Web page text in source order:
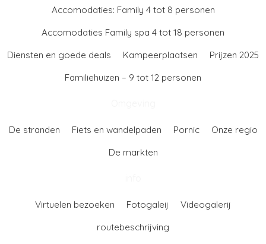
Accomodaties: Family 4 tot 8 personen
Accomodaties Family spa 4 tot 18 personen
Diensten en goede deals
Kampeerplaatsen
Prijzen 2025
Familiehuizen – 9 tot 12 personen
De stranden Fiets en wandelpaden Pornic
Onze regio
De markten
Virtuelen bezoeken Fotogaleij
Videogalerij
routebeschrijving